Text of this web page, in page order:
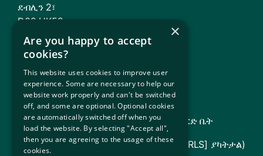
ደብሊን 2፣
D02 HK52
ኢሜይል፡ipasinbox@justice.ie
ኤጀንሲዎች እና ቢሮዎች
የኢሚግሬሽን አገልግሎት አቅርቦት (ISD)
TARA - የጥገኝነት እና የመመለሻ ይግባኝ ሰሚ ፍርድ ቤት
የሕግ ድጋፍ ቦርድ (የስደተኞች የሕግ አገልግሎትን [RLS] ያካትታል)
×
Are you happy to accept
cookies?
This website uses cookies to improve user
experience. Some are necessary to help our
website work properly and can't be switched
off, and some are optional. Optional cookies
are automatically switched off when you
load the website. By selecting "Accept all",
then you are agreeing to the usage of these
cookies.